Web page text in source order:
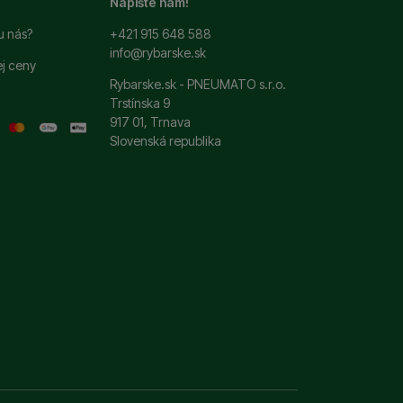
nás?
ceny
+421 915 648 588
info@rybarske.sk
Rybarske.sk - PNEUMATO s.r.o.
Trstínska 9
917 01, Trnava
Slovenská republika